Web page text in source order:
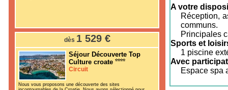
dès 1 529 €
Séjour Découverte Top
Culture croate
Circuit
Nous vous proposons une découverte des sites
A votre
Réception,
communs.
Principales
Sports et
1 piscine
Avec
Espace spa